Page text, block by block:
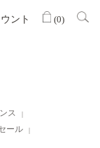
ント (0)
ス
ール